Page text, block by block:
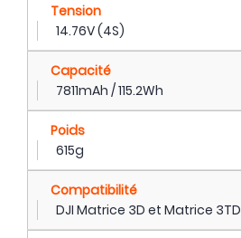
Tension
14.76V (4S)
Capacité
7811mAh / 115.2Wh
Poids
615g
Compatibilité
DJI Matrice 3D et Matrice 3TD